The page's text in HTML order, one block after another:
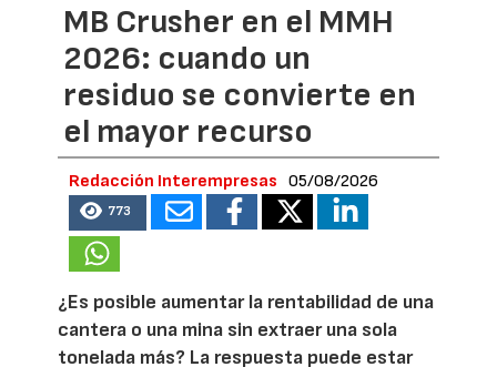
MB Crusher en el MMH
2026: cuando un
residuo se convierte en
el mayor recurso
Redacción Interempresas 05/08/2026
773
¿Es posible aumentar la rentabilidad de una
cantera o una mina sin extraer una sola
tonelada más? La respuesta puede estar